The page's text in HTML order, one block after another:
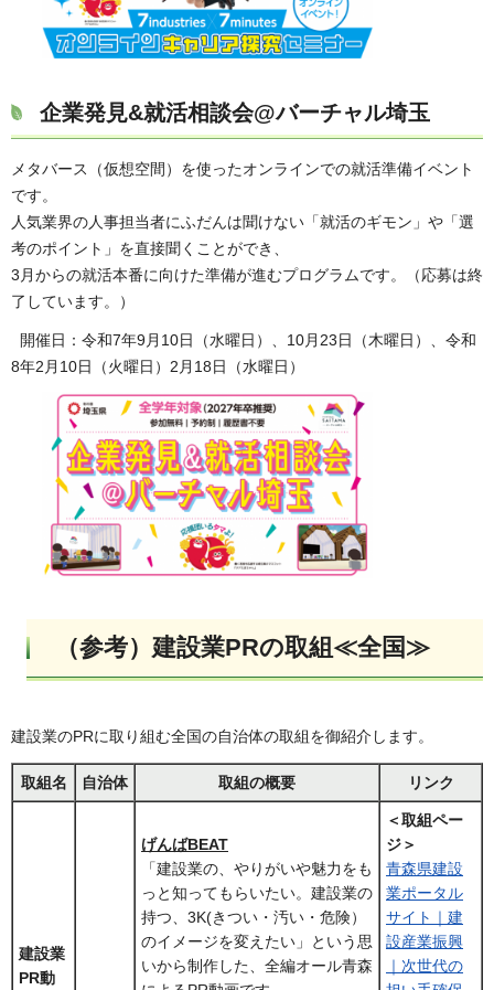
企業発見&就活相談会@バーチャル埼玉
メタバース（仮想空間）を使ったオンラインでの就活準備イベント
です。
人気業界の人事担当者にふだんは聞けない「就活のギモン」や「選
考のポイント」を直接聞くことができ、
3月からの就活本番に向けた準備が進むプログラムです。（応募は終
了しています。）
開催日：令和7年9月10日（水曜日）、10月23日（木曜日）、令和
8年2月10日（火曜日）2月18日（水曜日）
（参考）建設業PRの取組≪全国≫
建設業のPRに取り組む全国の自治体の取組を御紹介します。
取組名 自治体 取組の概要 リンク
建設業
PR動
げんばBEAT
「建設業の、やりがいや魅力をも
っと知ってもらいたい。建設業の
持つ、3K(きつい・汚い・危険）
のイメージを変えたい」という思
いから制作した、全編オール青森
＜取組ペー
ジ＞
青森県建設
業ポータル
サイト｜建
設産業振興
｜次世代の